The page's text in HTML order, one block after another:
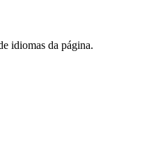
idiomas da página.